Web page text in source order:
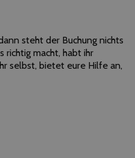
steht der Buchung nichts
richtig macht, habt ihr
selbst, bietet eure Hilfe an,